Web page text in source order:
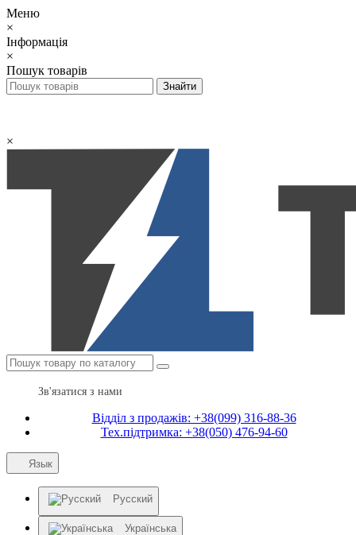
Меню
×
Інформація
×
Пошук товарів
×
Зв'язатися з нами
Відділ з продажів: +38(099) 316-88-36
Тех.підтримка: +38(050) 476-94-60
Язык
Русский
Українська